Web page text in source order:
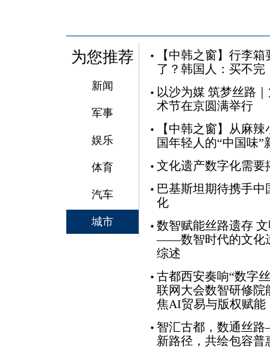
为您推荐
新闻
军事
娱乐
体育
汽车
城市
【中韩之窗】行李
了？韩国人：买不完
以沙为媒 筑梦丝路
术节在京圆满举行
【中韩之窗】从麻
国年轻人的“中国味”
文化遗产数字化需要
巴基斯坦期待携手
化
数智赋能丝路遗存
——数智时代的文化
综述
古都西安奏响“数字
联网大会数智研修院
焦AI贸易与版权赋能
智汇古都，数通丝
新路径，共绘包容普